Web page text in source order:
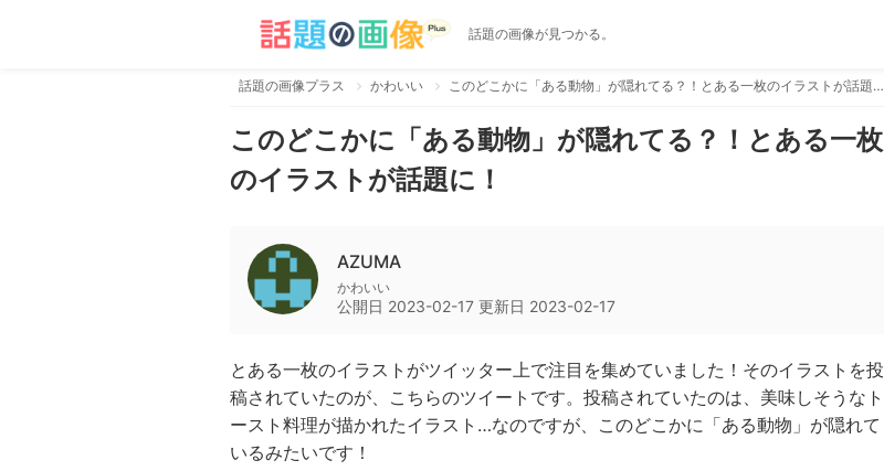
話題の画像が見つかる。
話題の画像プラス かわいい このどこかに「ある動物」が隠れてる？！とある一枚のイラストが話題に！
このどこかに「ある動物」が隠れてる？！とある一枚
のイラストが話題に！
AZUMA
かわいい
公開日 2023-02-17 更新日 2023-02-17
とある一枚のイラストがツイッター上で注目を集めていました！そのイラストを投
稿されていたのが、こちらのツイートです。投稿されていたのは、美味しそうなト
ースト料理が描かれたイラスト…なのですが、このどこかに「ある動物」が隠れて
いるみたいです！